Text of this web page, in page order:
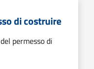
di costruire
permesso di